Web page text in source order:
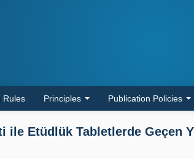
Rules Principles Publication Policies
ile Etüdlük Tabletlerde Geçen